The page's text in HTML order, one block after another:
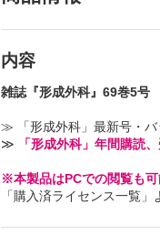
内容
雑誌『形成外科』69巻5号
≫ 「形成外科」最新号・バ
≫
「形成外科」年間購読、
※本製品はPCでの閲覧も可
「購入済ライセンス一覧